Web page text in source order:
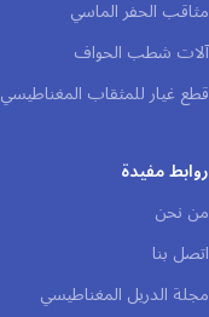
مثاقب الحفر الماسي
آلات شطب الحواف
قطع غيار للمثقاب المغناطيسي
روابط مفيدة
من نحن
اتصل بنا
مجلة الدريل المغناطيسي